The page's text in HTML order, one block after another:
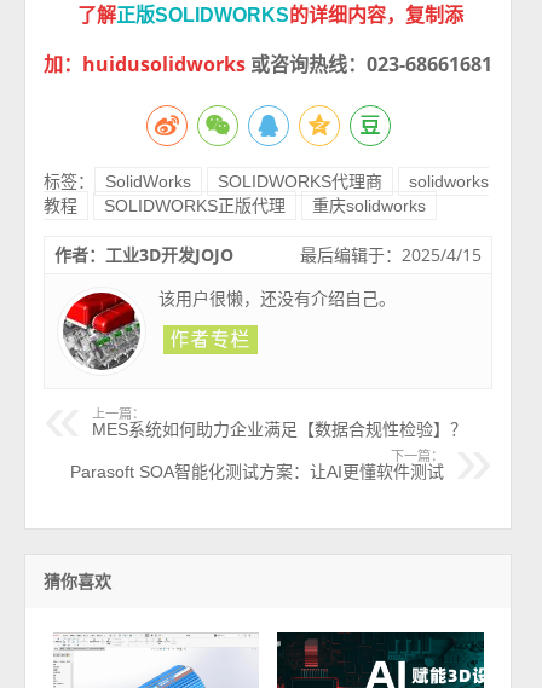
了解正版SOLIDWORKS的详细内容，复制添
加：huidusolidworks 或咨询热线：023-68661681
标签： SolidWorks SOLIDWORKS代理商
solidworks
教程
SOLIDWORKS正版代理 重庆solidworks
最后编辑于：2025/4/15
作者：工业3D开发JOJO
该用户很懒，还没有介绍自己。
上一篇：
MES系统如何助力企业满足【数据合规性检验】？
下一篇：
Parasoft SOA智能化测试方案：让AI更懂软件测试
猜你喜欢